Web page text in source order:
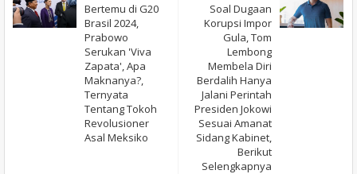
Soal Dugaan
Korupsi Impor
Gula, Tom
Lembong
Membela Diri
Berdalih Hanya
Jalani Perintah
Presiden Jokowi
Sesuai Amanat
Sidang Kabinet,
Berikut
Selengkapnya
Bertemu di G20
Brasil 2024,
Prabowo
Serukan 'Viva
Zapata', Apa
Maknanya?,
Ternyata
Tentang Tokoh
Revolusioner
Asal Meksiko